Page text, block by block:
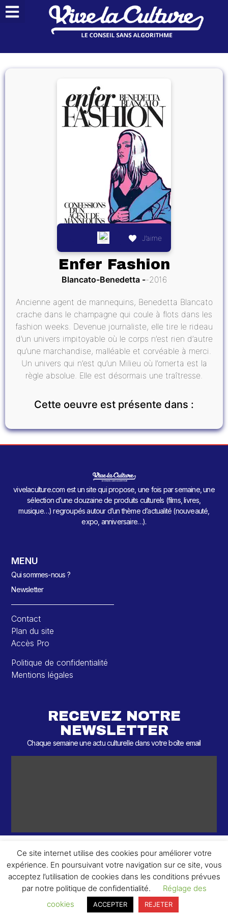
J’aime
Enfer Fashion
Blancato-Benedetta 2016
Ancienne agent de mannequins, Benedetta Blancato
crache dans le champagne qui coule à flots dans les
fashion weeks. Devenue journaliste, elle tire le rideau
d’un univers impitoyable où le corps n’est rien d’autre
qu’une marchandise, malléable et corvéable à merci.
Un univers qui n’est qu’un Milieu où l’omerta est la
règle absolue. Elle est désormais une traîtresse.
Cette oeuvre est présente dans :
vivelaculture.com est un site qui propose, une fois par semaine, une
sélection d’une douzaine de produits culturels (films, livres,
musique…) regroupés autour d’un thème d’actualité (nouveauté,
expo, anniversaire…).
MENU
Qui sommes-nous ?
Newsletter
Contact
Plan du site
Accès Pro
Politique de confidentialité
Mentions légales
RECEVEZ NOTRE
NEWSLETTER
Chaque semaine une actu culturelle dans votre boîte email
© 2026 – 2 ème Round – Tous droits réservés.
Ce site internet utilise des cookies pour améliorer votre
expérience. En poursuivant votre navigation sur ce site, vous
acceptez l’utilisation de cookies dans les conditions prévues
par notre politique de confidentialité.
Réglage des
cookies
ACCEPTER REJETER